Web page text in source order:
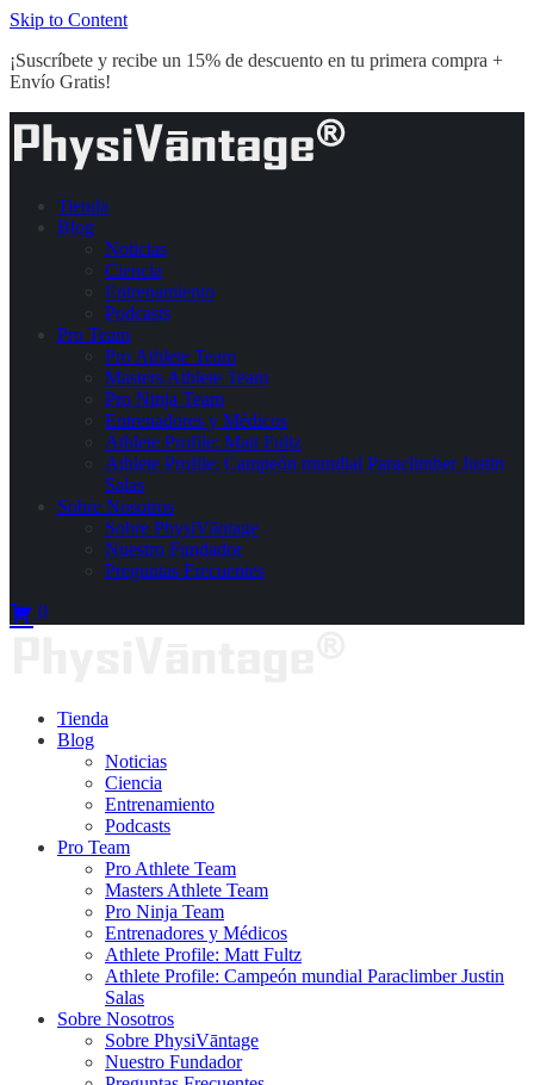
Skip to Content
¡Suscríbete y recibe un 15% de descuento en tu primera compra +
Envío Gratis!
Tienda
Blog
Noticias
Ciencia
Entrenamiento
Podcasts
Pro Team
Pro Athlete Team
Masters Athlete Team
Pro Ninja Team
Entrenadores y Médicos
Athlete Profile: Matt Fultz
Athlete Profile: Campeón mundial Paraclimber Justin
Salas
Sobre Nosotros
Sobre PhysiVāntage
Nuestro Fundador
Preguntas Frecuentes
0
Tienda
Blog
Noticias
Ciencia
Entrenamiento
Podcasts
Pro Team
Pro Athlete Team
Masters Athlete Team
Pro Ninja Team
Entrenadores y Médicos
Athlete Profile: Matt Fultz
Athlete Profile: Campeón mundial Paraclimber Justin
Salas
Sobre Nosotros
Sobre PhysiVāntage
Nuestro Fundador